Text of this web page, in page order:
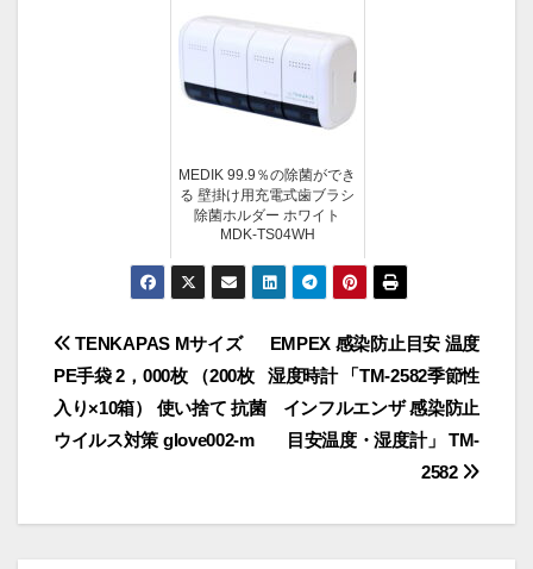
MEDIK 99.9％の除菌ができ
る 壁掛け用充電式歯ブラシ
除菌ホルダー ホワイト
MDK-TS04WH
投
稿
ナ
EMPEX 感染防止目安 温度
湿度時計 「TM-2582季節性
インフルエンザ 感染防止
目安温度・湿度計」 TM-
2582
TENKAPAS Mサイズ
PE手袋 2，000枚 （200枚
入り×10箱） 使い捨て 抗菌
ウイルス対策 glove002-m